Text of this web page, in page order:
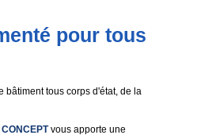
pour tous
tous corps d'état, de la
vous apporte une